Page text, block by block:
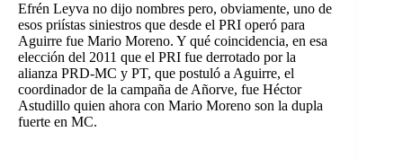
Efrén Leyva no dijo nombres pero, obviamente, uno de
esos priístas siniestros que desde el PRI operó para
Aguirre fue Mario Moreno. Y qué coincidencia, en esa
elección del 2011 que el PRI fue derrotado por la
alianza PRD-MC y PT, que postuló a Aguirre, el
coordinador de la campaña de Añorve, fue Héctor
Astudillo quien ahora con Mario Moreno son la dupla
fuerte en MC.